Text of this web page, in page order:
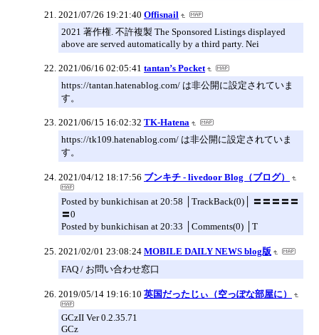
2021/07/26 19:21:40 Offisnail
2021 著作権. 不許複製 The Sponsored Listings displayed
above are served automatically by a third party. Nei
2021/06/16 02:05:41 tantan’s Pocket
https://tantan.hatenablog.com/ は非公開に設定されていま
す。
2021/06/15 16:02:32 TK-Hatena
https://tk109.hatenablog.com/ は非公開に設定されていま
す。
2021/04/12 18:17:56 ブンキチ - livedoor Blog（ブログ）
Posted by bunkichisan at 20:58 │TrackBack(0)│ 〓〓〓〓〓
〓0
Posted by bunkichisan at 20:33 │Comments(0) │T
2021/02/01 23:08:24 MOBILE DAILY NEWS blog版
FAQ / お問い合わせ窓口
2019/05/14 19:16:10 英国だったじぃ（空っぽな部屋に）
GCzII Ver 0.2.35.71
GCz